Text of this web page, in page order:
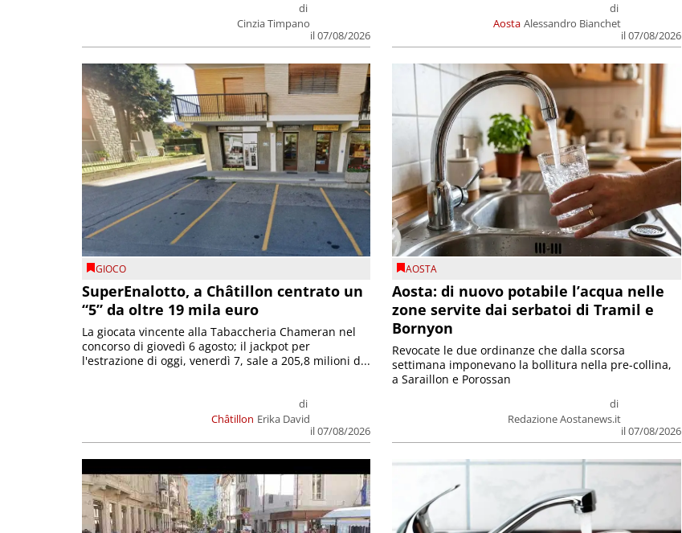
di
Cinzia Timpano
il 07/08/2026
Aosta
di
Alessandro Bianchet
il 07/08/2026
GIOCO
SuperEnalotto, a Châtillon centrato un
“5” da oltre 19 mila euro
Châtillon
di
Erika David
il 07/08/2026
La giocata vincente alla Tabaccheria Chameran nel
concorso di giovedì 6 agosto; il jackpot per
l'estrazione di oggi, venerdì 7, sale a 205,8 milioni d...
AOSTA
Aosta: di nuovo potabile l’acqua nelle
zone servite dai serbatoi di Tramil e
Bornyon
di
Redazione Aostanews.it
il 07/08/2026
Revocate le due ordinanze che dalla scorsa
settimana imponevano la bollitura nella pre-collina,
a Saraillon e Porossan